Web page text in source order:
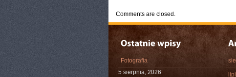
Comments are closed.
Fotografia
5 sierpnia, 2026